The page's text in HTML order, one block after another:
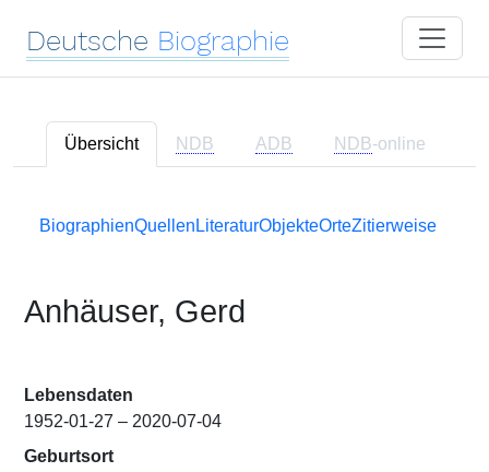
Deutsche Biographie
Übersicht NDB ADB NDB-online
BiographienQuellen LiteraturObjekteOrteZitierweise
Anhäuser, Gerd
Lebensdaten
1952-01-27 – 2020-07-04
Geburtsort